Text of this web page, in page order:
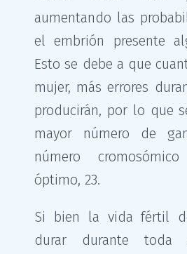
aumentando las
el embrión presente
Esto se debe a que
mujer, más errores
producirán, por lo que
mayor número de
número
óptimo, 23.
Si bien la vida fértil
durar durante toda